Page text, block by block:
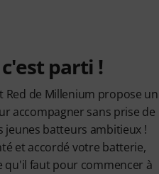
parti !
Red de Millenium propose un
accompagner sans prise de
jeunes batteurs ambitieux !
et accordé votre batterie,
qu'il faut pour commencer à